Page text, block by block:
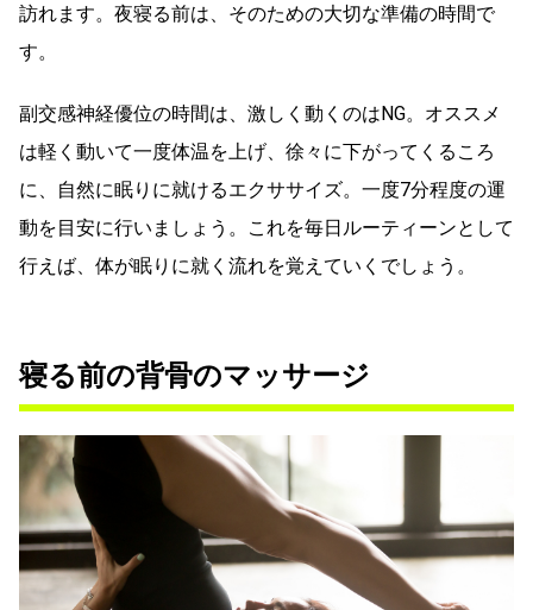
訪れます。夜寝る前は、そのための大切な準備の時間で
す。
副交感神経優位の時間は、激しく動くのはNG。オススメ
は軽く動いて一度体温を上げ、徐々に下がってくるころ
に、自然に眠りに就けるエクササイズ。一度7分程度の運
動を目安に行いましょう。これを毎日ルーティーンとして
行えば、体が眠りに就く流れを覚えていくでしょう。
寝る前の背骨のマッサージ